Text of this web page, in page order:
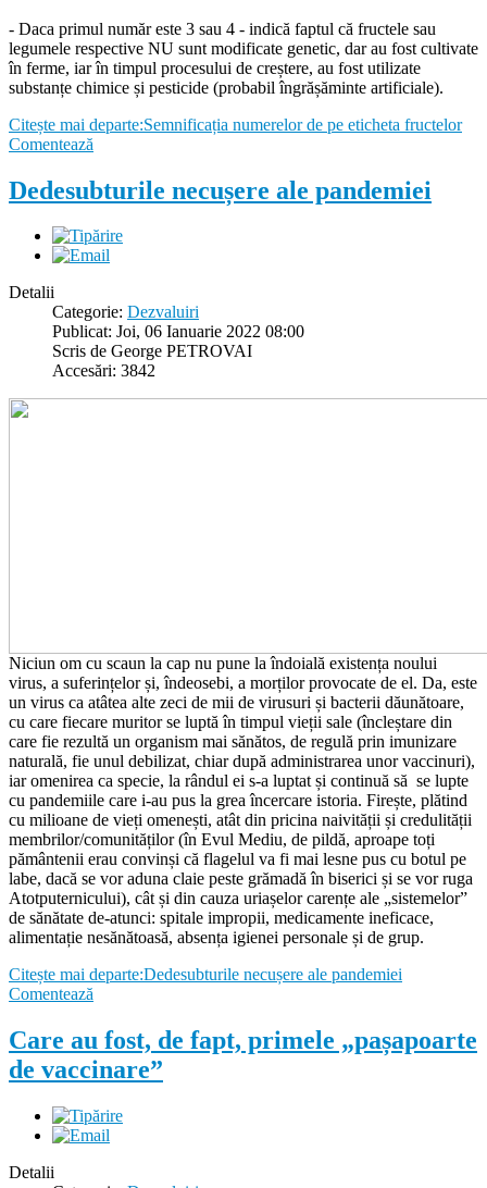
- Daca primul număr este 3 sau 4 - indică faptul că fructele sau
legumele respective NU sunt modificate genetic, dar au fost cultivate
în ferme, iar în timpul procesului de creștere, au fost utilizate
substanțe chimice și pesticide (probabil îngrășăminte artificiale).
Citește mai departe:Semnificația numerelor de pe eticheta fructelor
Comentează
Dedesubturile necușere ale pandemiei
Detalii
Categorie: Dezvaluiri
Publicat: Joi, 06 Ianuarie 2022 08:00
Scris de George PETROVAI
Accesări: 3842
Niciun om cu scaun la cap nu pune la îndoială existența noului
virus, a suferințelor și, îndeosebi, a morților provocate de el. Da, este
un virus ca atâtea alte zeci de mii de virusuri și bacterii dăunătoare,
cu care fiecare muritor se luptă în timpul vieții sale (încleștare din
care fie rezultă un organism mai sănătos, de regulă prin imunizare
naturală, fie unul debilizat, chiar după administrarea unor vaccinuri),
iar omenirea ca specie, la rândul ei s-a luptat și continuă să se lupte
cu pandemiile care i-au pus la grea încercare istoria. Firește, plătind
cu milioane de vieți omenești, atât din pricina naivității și credulității
membrilor/comunităților (în Evul Mediu, de pildă, aproape toți
pământenii erau convinși că flagelul va fi mai lesne pus cu botul pe
labe, dacă se vor aduna claie peste grămadă în biserici și se vor ruga
Atotputernicului), cât și din cauza uriașelor carențe ale „sistemelor”
de sănătate de-atunci: spitale impropii, medicamente ineficace,
alimentație nesănătoasă, absența igienei personale și de grup.
Citește mai departe:Dedesubturile necușere ale pandemiei
Comentează
Care au fost, de fapt, primele „pașapoarte
de vaccinare”
Detalii